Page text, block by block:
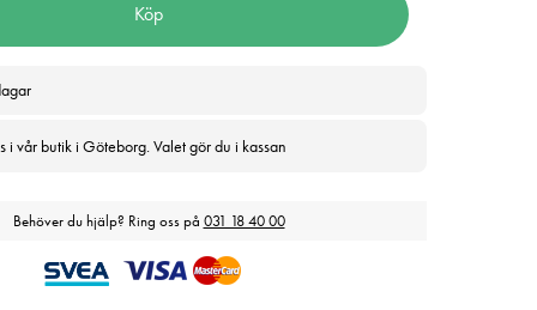
Köp
i vår butik i Göteborg. Valet gör du i kassan
Behöver du hjälp? Ring oss på 031 18 40 00